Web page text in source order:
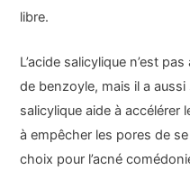
libre.
L’acide salicylique n’est
de benzoyle, mais il a aussi
salicylique aide à accélérer
à empêcher les pores de
choix pour l’acné